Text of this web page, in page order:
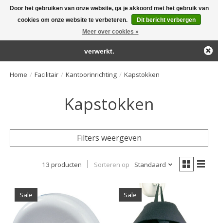
Large selection of products and fast shipping!
Home / Facilitair / Kantoorinrichting / Kapstokken
Kapstokken
Filters weergeven
13 producten Sorteren op Standaard
Sale Sale
Door het gebruiken van onze website, ga je akkoord met het gebruik van
cookies om onze website te verbeteren.
Dit bericht verbergen
Meer over cookies »
← Keer terug naar de backofficeDeze winkel is in aanbouw.
Eventueel geplaatste orders zullen niet worden gehonoreerd of
verwerkt.